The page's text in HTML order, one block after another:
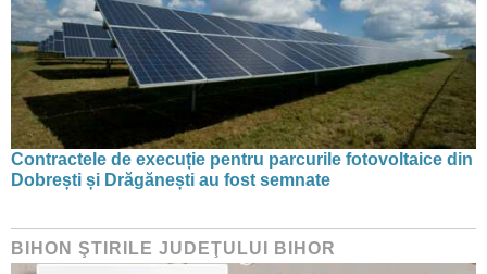
Contractele de execuție pentru parcurile fotovoltaice din
Dobrești și Drăgănești au fost semnate
BIHON ŞTIRILE JUDEŢULUI BIHOR